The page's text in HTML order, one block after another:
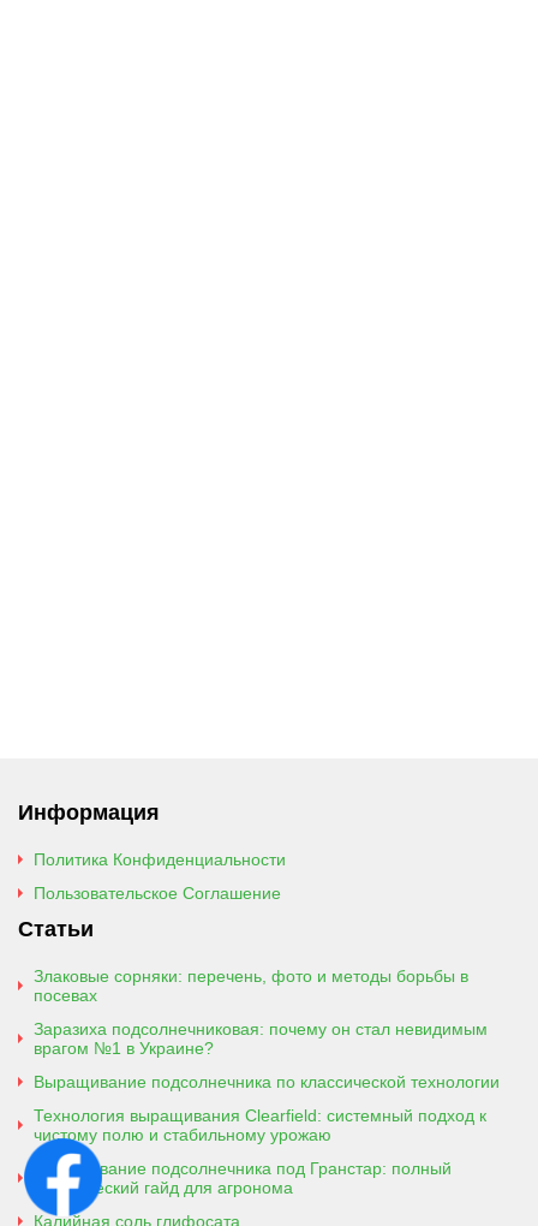
Информация
Политика Конфиденциальности
Пользовательское Соглашение
Статьи
Злаковые сорняки: перечень, фото и методы борьбы в
посевах
Заразиха подсолнечниковая: почему он стал невидимым
врагом №1 в Украине?
Выращивание подсолнечника по классической технологии
Технология выращивания Clearfield: системный подход к
чистому полю и стабильному урожаю
Выращивание подсолнечника под Гранстар: полный
практический гайд для агронома
Калийная соль глифосата